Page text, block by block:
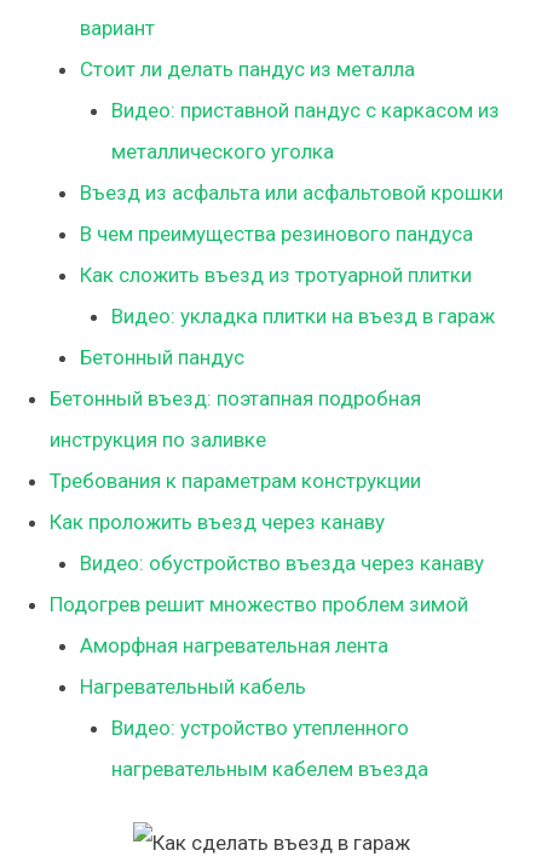
вариант
Стоит ли делать пандус из металла
Видео: приставной пандус с каркасом из
металлического уголка
Въезд из асфальта или асфальтовой крошки
В чем преимущества резинового пандуса
Как сложить въезд из тротуарной плитки
Видео: укладка плитки на въезд в гараж
Бетонный пандус
Бетонный въезд: поэтапная подробная
инструкция по заливке
Требования к параметрам конструкции
Как проложить въезд через канаву
Видео: обустройство въезда через канаву
Подогрев решит множество проблем зимой
Аморфная нагревательная лента
Нагревательный кабель
Видео: устройство утепленного
нагревательным кабелем въезда